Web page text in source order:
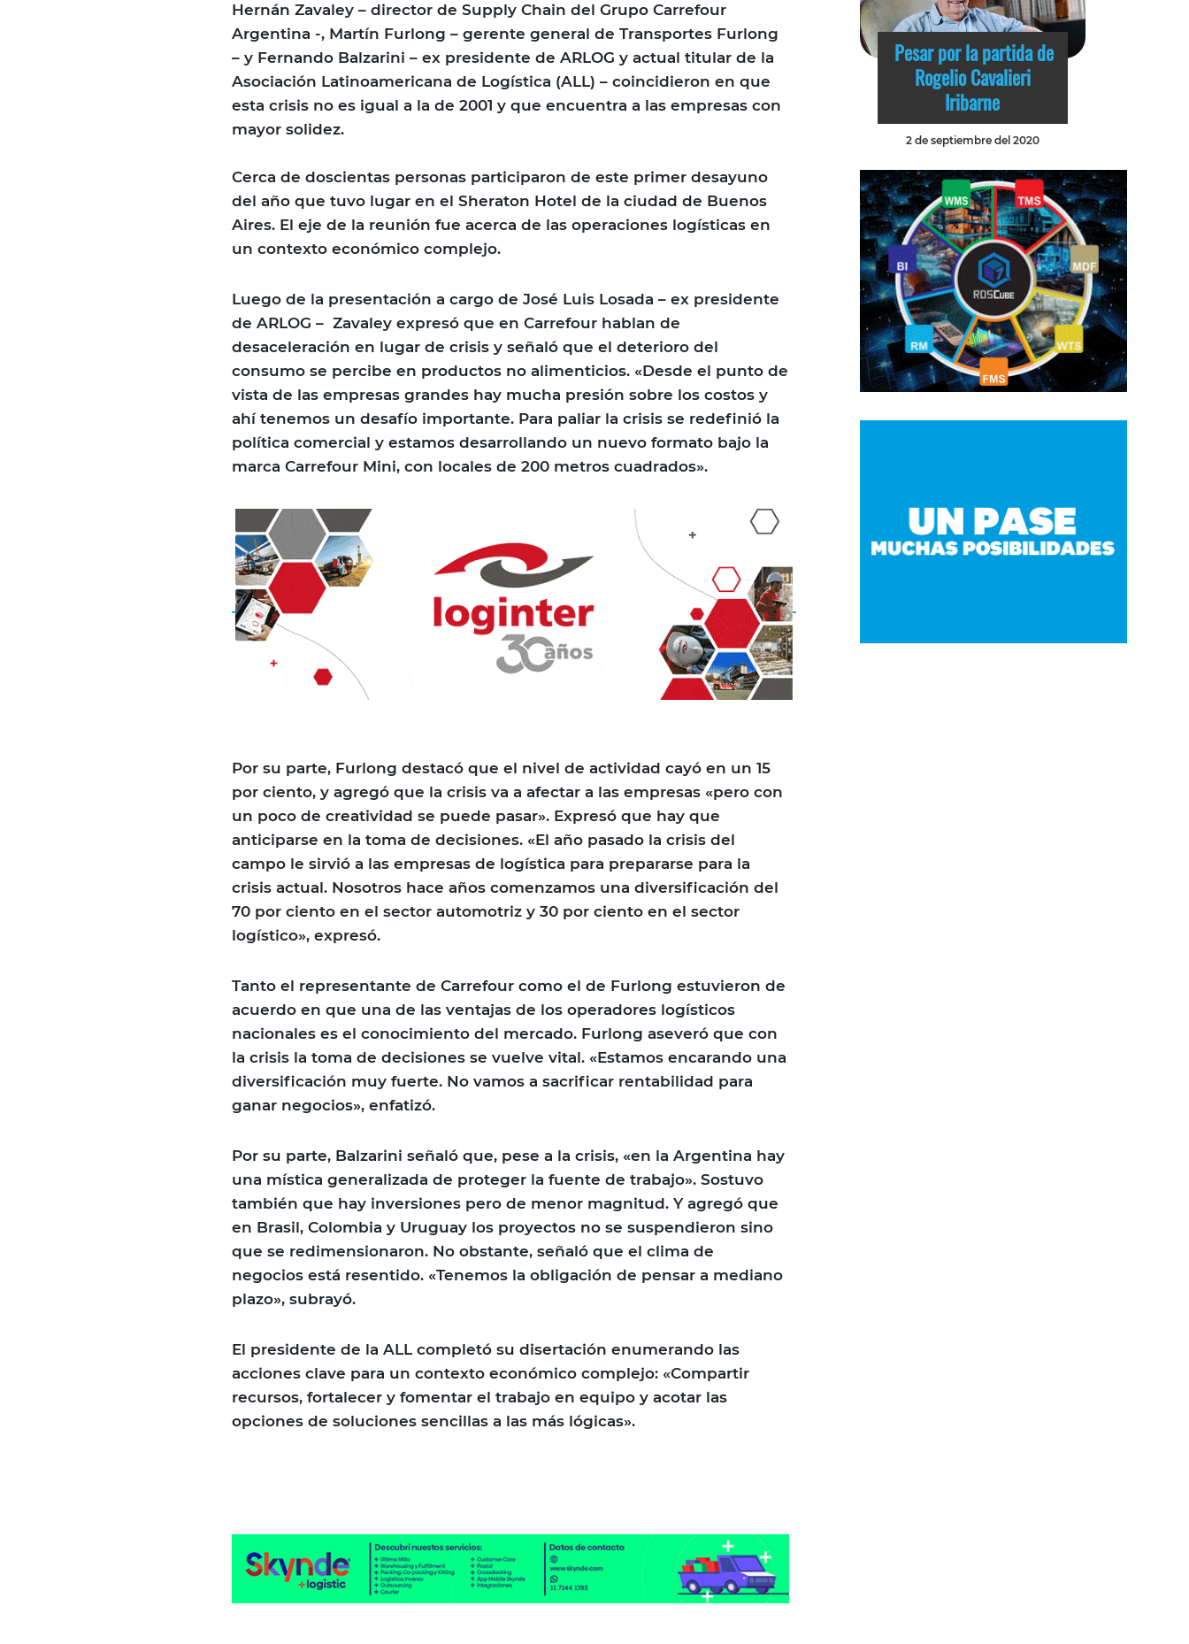
Hernán Zavaley – director de Supply Chain del Grupo Carrefour
Argentina -, Martín Furlong – gerente general de Transportes Furlong
– y Fernando Balzarini – ex presidente de ARLOG y actual titular de la
Asociación Latinoamericana de Logística (ALL) – coincidieron en que
esta crisis no es igual a la de 2001 y que encuentra a las empresas con
mayor solidez.
Cerca de doscientas personas participaron de este primer desayuno
del año que tuvo lugar en el Sheraton Hotel de la ciudad de Buenos
Aires. El eje de la reunión fue acerca de las operaciones logísticas en
un contexto económico complejo.
Luego de la presentación a cargo de José Luis Losada – ex presidente
de ARLOG – Zavaley expresó que en Carrefour hablan de
desaceleración en lugar de crisis y señaló que el deterioro del
consumo se percibe en productos no alimenticios. «Desde el punto de
vista de las empresas grandes hay mucha presión sobre los costos y
ahí tenemos un desafío importante. Para paliar la crisis se redefinió la
política comercial y estamos desarrollando un nuevo formato bajo la
marca Carrefour Mini, con locales de 200 metros cuadrados».
Por su parte, Furlong destacó que el nivel de actividad cayó en un 15
por ciento, y agregó que la crisis va a afectar a las empresas «pero con
un poco de creatividad se puede pasar». Expresó que hay que
anticiparse en la toma de decisiones. «El año pasado la crisis del
campo le sirvió a las empresas de logística para prepararse para la
crisis actual. Nosotros hace años comenzamos una diversificación del
70 por ciento en el sector automotriz y 30 por ciento en el sector
logístico», expresó.
Tanto el representante de Carrefour como el de Furlong estuvieron de
acuerdo en que una de las ventajas de los operadores logísticos
nacionales es el conocimiento del mercado. Furlong aseveró que con
la crisis la toma de decisiones se vuelve vital. «Estamos encarando una
diversificación muy fuerte. No vamos a sacrificar rentabilidad para
ganar negocios», enfatizó.
Por su parte, Balzarini señaló que, pese a la crisis, «en la Argentina hay
una mística generalizada de proteger la fuente de trabajo». Sostuvo
también que hay inversiones pero de menor magnitud. Y agregó que
en Brasil, Colombia y Uruguay los proyectos no se suspendieron sino
que se redimensionaron. No obstante, señaló que el clima de
negocios está resentido. «Tenemos la obligación de pensar a mediano
plazo», subrayó.
El presidente de la ALL completó su disertación enumerando las
acciones clave para un contexto económico complejo: «Compartir
recursos, fortalecer y fomentar el trabajo en equipo y acotar las
opciones de soluciones sencillas a las más lógicas».
Pesar por la partida de
Rogelio Cavalieri
Iribarne
2 de septiembre del 2020